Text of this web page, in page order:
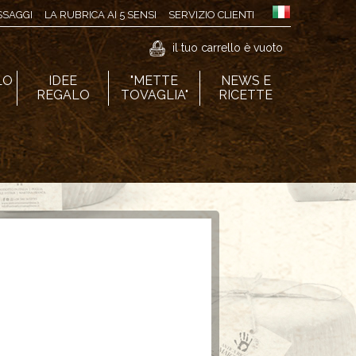
LA RUBRICA AI 5 SENSI SERVIZIO CLIENTI
il tuo carrello è vuoto
IDEE
REGALO
"METTE
TOVAGLIA"
NEWS E
RICETTE